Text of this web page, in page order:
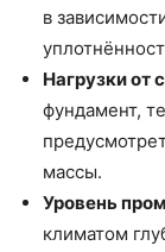
в
Нагрузки от
фундамент,
массы.
Уровень
климатом